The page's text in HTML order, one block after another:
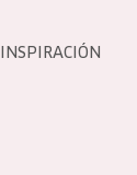
INSPIRACIÓN